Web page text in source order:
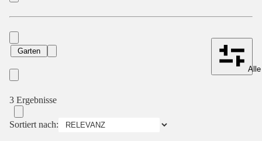
Garten
3 Ergebnisse
Sortiert nach: